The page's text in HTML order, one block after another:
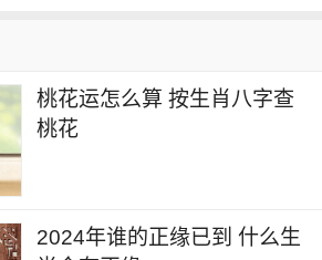
桃花运怎么算 按生肖八字查
桃花
2024年谁的正缘已到 什么生